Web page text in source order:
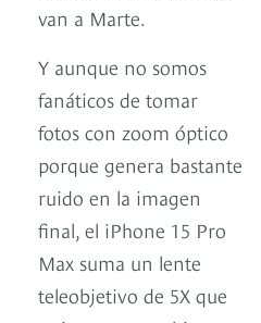
van a Marte.
Y aunque no somos
fanáticos de tomar
fotos con zoom óptico
porque genera bastante
ruido en la imagen
final, el iPhone 15 Pro
Max suma un lente
teleobjetivo de 5X que